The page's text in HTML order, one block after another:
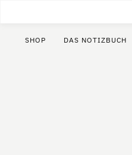
SHOP DAS NOTIZBUCH